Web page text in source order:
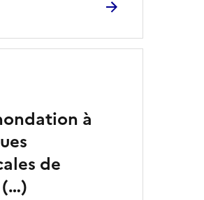
à
de